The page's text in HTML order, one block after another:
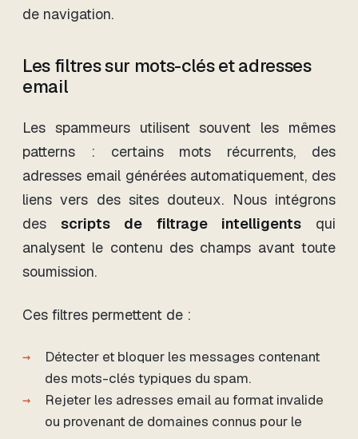
de navigation.
Les filtres sur mots-clés et adresses
email
Les spammeurs utilisent souvent les mêmes
patterns : certains mots récurrents, des
adresses email générées automatiquement, des
liens vers des sites douteux. Nous intégrons
desscripts de filtrage intelligentsqui
analysent le contenu des champs avant toute
soumission.
Ces filtres permettent de :
Détecter et bloquer les messages contenant
des mots-clés typiques du spam.
Rejeter les adresses email au format invalide
ou provenant de domaines connus pour le